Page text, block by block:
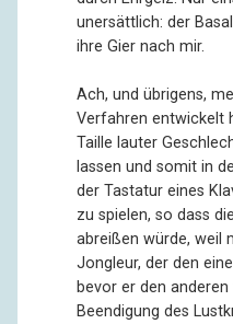
unersättlich: der
ihre Gier nach mir.
Ach, und übrigens,
Verfahren entwickelt
Taille lauter
lassen und somit in
der Tastatur eines
zu spielen, so dass
abreißen würde, weil
Jongleur, der den
bevor er den
Beendigung des